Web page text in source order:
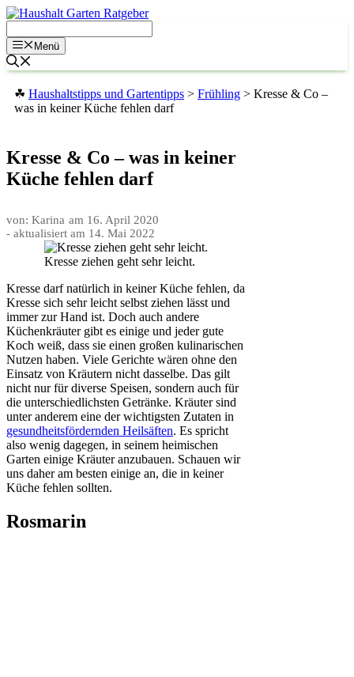
Zum
springenMenü
☘ Haushaltstipps und Gartentipps > Frühling > Kresse & Co –
was in keiner Küche fehlen darf
Kresse & Co – was in keiner
Küche fehlen darf
von: Karina am 16. April 2020
- aktualisiert am 14. Mai 2022
Kresse ziehen geht sehr leicht.
Kresse darf natürlich in keiner Küche fehlen, da
Kresse sich sehr leicht selbst ziehen lässt und
immer zur Hand ist. Doch auch andere
Küchenkräuter gibt es einige und jeder gute
Koch weiß, dass sie einen großen kulinarischen
Nutzen haben. Viele Gerichte wären ohne den
Einsatz von Kräutern nicht dasselbe. Das gilt
nicht nur für diverse Speisen, sondern auch für
die unterschiedlichsten Getränke. Kräuter sind
unter anderem eine der wichtigsten Zutaten in
gesundheitsfördernden Heilsäften. Es spricht
also wenig dagegen, in seinem heimischen
Garten einige Kräuter anzubauen. Schauen wir
uns daher am besten einige an, die in keiner
Küche fehlen sollten.
Rosmarin